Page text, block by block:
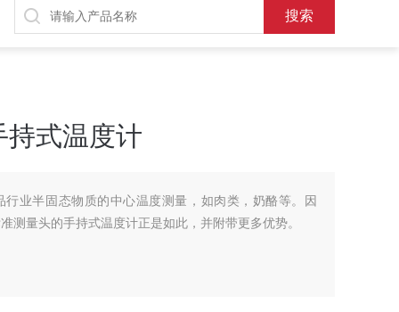
持式温度计
业半固态物质的中心温度测量，如肉类，奶酪等。因
测量头的手持式温度计正是如此，并附带更多优势。